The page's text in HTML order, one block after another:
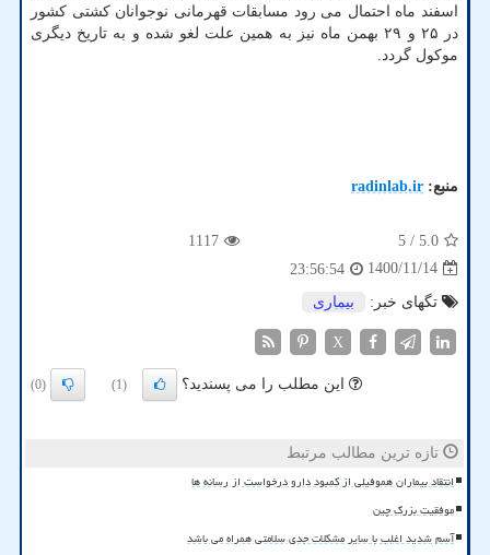
اسفند ماه احتمال می رود مسابقات قهرمانی نوجوانان کشتی کشور
در ۲۵ و ۲۹ بهمن ماه نیز به همین علت لغو شده و به تاریخ دیگری
موکول گردد.
منبع: radinlab.ir
5.0
/ 5
1117
1400/11/14
23:56:54
تگهای خبر:
بیماری
X
این مطلب را می پسندید؟ (1)
(0)
تازه ترین مطالب مرتبط
انتقاد بیماران هموفیلی از کمبود دارو درخواست از رسانه ها
موفقیت بزرگ چین
آسم شدید اغلب با سایر مشکلات جدی سلامتی همراه می باشد